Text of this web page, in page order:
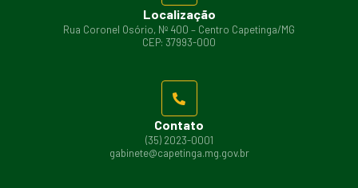
Localização
Rua Coronel Osório, Nº 400 – Centro Capetinga/MG
CEP: 37993-000
Contato
(35) 2023-0001
gabinete@capetinga.mg.gov.br